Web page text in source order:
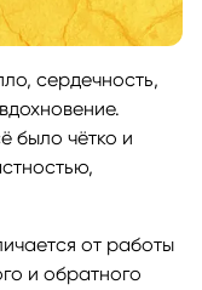
сердечность,
было чётко и
от работы
и обратного